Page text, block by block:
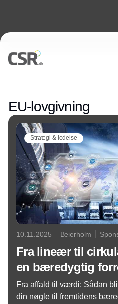
EU-lovgivning
Strategi & ledelse
10.11.2025 Beierholm
Fra lineær til
en bæredygtig
Fra affald til værdi: Sådan
din nøgle til fremtidens